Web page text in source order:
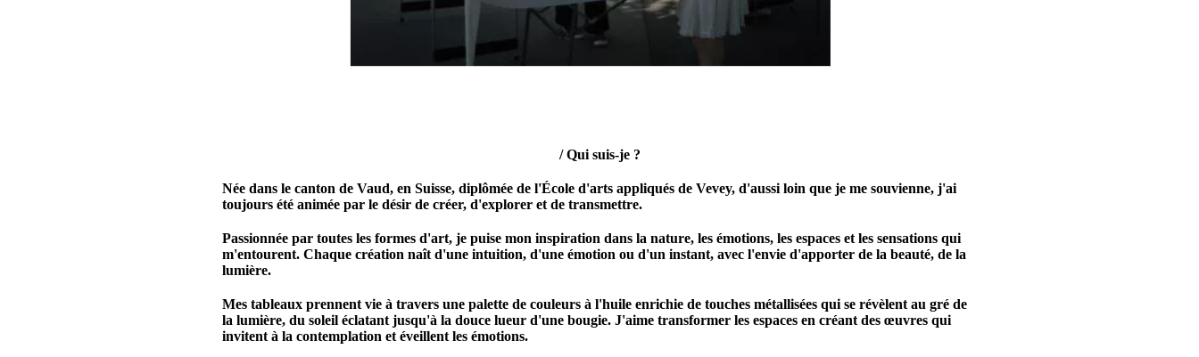
/ Qui suis-je ?
Née dans le canton de Vaud, en Suisse, diplômée de l'École d'arts appliqués de Vevey, d'aussi loin que je me souvienne, j'ai
toujours été animée par le désir de créer, d'explorer et de transmettre.
Passionnée par toutes les formes d'art, je puise mon inspiration dans la nature, les émotions, les espaces et les sensations qui
m'entourent. Chaque création naît d'une intuition, d'une émotion ou d'un instant, avec l'envie d'apporter de la beauté, de la
lumière.
Mes tableaux prennent vie à travers une palette de couleurs à l'huile enrichie de touches métallisées qui se révèlent au gré de
la lumière, du soleil éclatant jusqu'à la douce lueur d'une bougie. J'aime transformer les espaces en créant des œuvres qui
invitent à la contemplation et éveillent les émotions.